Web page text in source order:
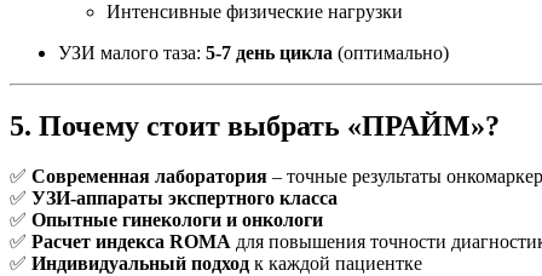
Интенсивные физические нагрузки
УЗИ малого таза: 5-7 день цикла (оптимально)
5. Почему стоит выбрать «ПРАЙМ»?
✅ Современная лаборатория – точные результаты
✅ УЗИ-аппараты экспертного класса
✅ Опытные гинекологи и онкологи
✅ Расчет индекса ROMA для повышения точности
✅ Индивидуальный подход к каждой пациентке